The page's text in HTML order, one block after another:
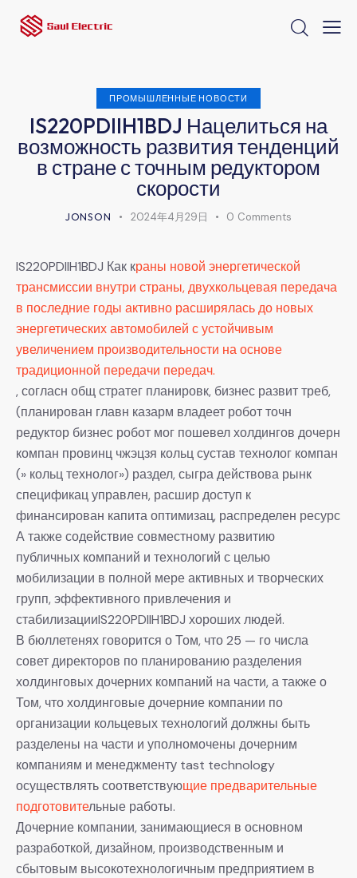
ПРОМЫШЛЕННЫЕ НОВОСТИ
IS220PDIIH1BDJ Нацелиться на
возможность развития тенденций
в стране с точным редуктором
скорости
JONSON 2024年4月29日 0 Comments
IS220PDIIH1BDJ Как краны новой энергетической
трансмиссии внутри страны, двухкольцевая передача
в последние годы активно расширялась до новых
энергетических автомобилей с устойчивым
увеличением производительности на основе
традиционной передачи передач.
, согласн общ стратег планировк, бизнес развит треб,
(планирован главн казарм владеет робот точн
редуктор бизнес робот мог пошевел холдингов дочерн
компан провинц чжэцзя кольц сустав технолог компан
(» кольц технолог») раздел, сыгра действова рынк
спецификац управлен, расшир доступ к
финансирован капита оптимизац, распределен ресурс
А также содействие совместному развитию
публичных компаний и технологий с целью
мобилизации в полной мере активных и творческих
групп, эффективного привлечения и
стабилизацииIS220PDIIH1BDJ хороших людей.
В бюллетенях говорится о Том, что 25 — го числа
совет директоров по планированию разделения
холдинговых дочерних компаний на части, а также о
Том, что холдинговые дочерние компании по
организации кольцевых технологий должны быть
разделены на части и уполномочены дочерним
компаниям и менеджменту tast technology
осуществлять соответствующие предварительные
подготовительные работы.
Дочерние компании, занимающиеся в основном
разработкой, дизайном, производственным и
сбытовым высокотехнологичным предприятием в